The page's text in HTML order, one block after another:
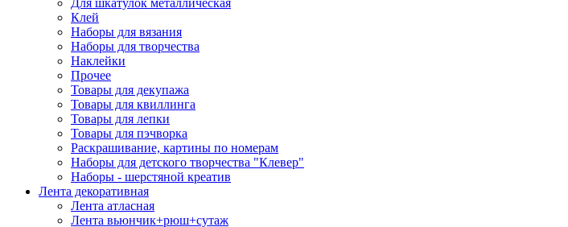
Для шкатулок металлическая
Клей
Наборы для вязания
Наборы для творчества
Наклейки
Прочее
Товары для декупажа
Товары для квиллинга
Товары для лепки
Товары для пэчворка
Раскрашивание, картины по номерам
Наборы для детского творчества "Клевер"
Наборы - шерстяной креатив
Лента декоративная
Лента атласная
Лента вьюнчик+рюш+сутаж